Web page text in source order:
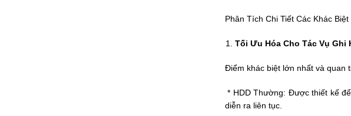
Phân Tích Chi Tiết Các Khác Biệt
Tối Ưu Hóa Cho Tác Vụ Ghi
Điểm khác biệt lớn nhất và quan
* HDD Thường: Được thiết kế
diễn ra liên tục.